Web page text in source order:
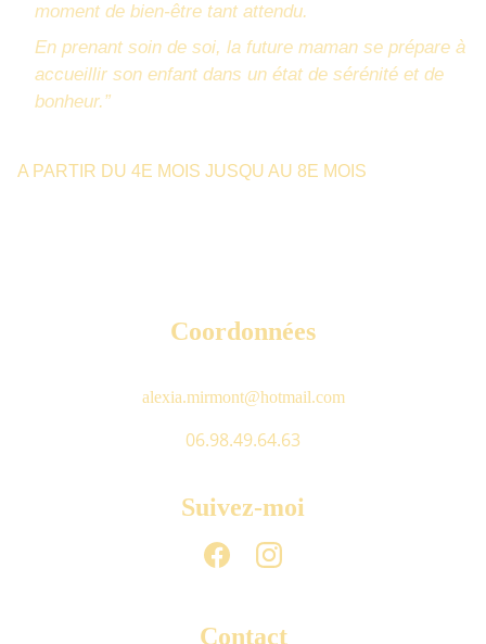
moment de bien-être tant attendu.
En prenant soin de soi, la future maman se prépare à
accueillir son enfant dans un état de sérénité et de
bonheur.
A PARTIR DU 4E MOIS JUSQU AU 8E MOIS
Contact
Suivez-moi
alexia.mirmont@hotmail.com
06.98.49.64.63
Coordonnées